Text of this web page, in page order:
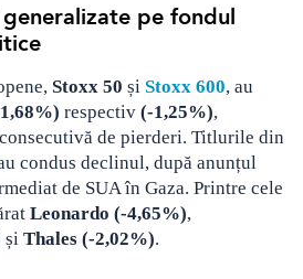
pe fondul
Stoxx 50 și Stoxx 600, au
1,68%) respectiv (-1,25%),
de pierderi. Titlurile din
condus declinul, după anunțul
de SUA în Gaza. Printre cele
Leonardo (-4,65%),
și Thales (-2,02%).